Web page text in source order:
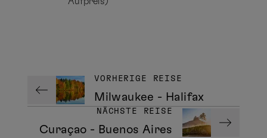
VORHERIGE REISE
Milwaukee - Halifax
NÄCHSTE REISE
Curaçao - Buenos Aires